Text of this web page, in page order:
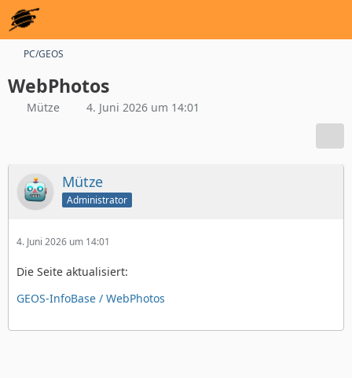
PC/GEOS
WebPhotos
Mütze 4. Juni 2026 um 14:01
Mütze
Administrator
4. Juni 2026 um 14:01
Die Seite aktualisiert:
GEOS-InfoBase / WebPhotos